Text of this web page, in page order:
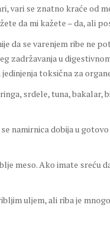
vari se znatno kraće od
da mi kažete – da, ali
da se varenjem ribe ne
zadržavanja u
toksična za
srdele, tuna,
namirnica dobija u
meso. Ako imate sreću
uljem, ali riba je